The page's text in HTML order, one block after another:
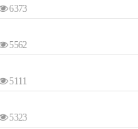
6373
5562
5111
5323